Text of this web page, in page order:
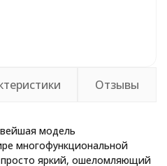
Отзывы
модель
многофункциональной
яркий, ошеломляющий